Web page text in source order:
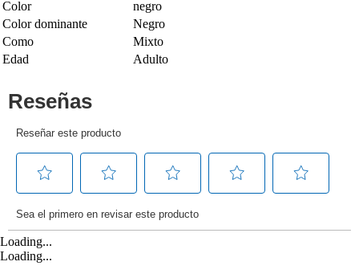
Color
negro
Color dominante
Negro
Como
Mixto
Edad
Adulto
Loading...
Loading...